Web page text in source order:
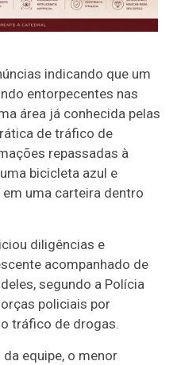
indicando que um
entorpecentes nas
área já conhecida pelas
de tráfico de
repassadas à
bicicleta azul e
uma carteira dentro
diligências e
acompanhado de
segundo a Polícia
policiais por
tráfico de drogas.
equipe, o menor